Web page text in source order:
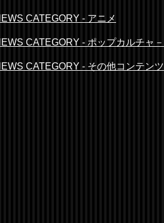
CATEGORY - アニメ
CATEGORY - ポップカルチャ－
CATEGORY - その他コンテンツ